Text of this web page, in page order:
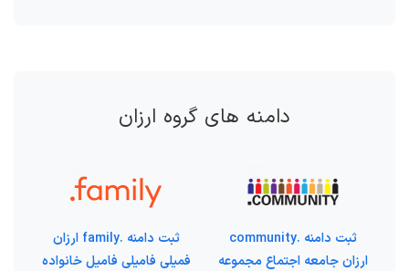
دامنه های گروه ارزان
ثبت دامنه .community
ارزان جامعه اجتماع مجموعه
ثبت دامنه .family ارزان
فمیلی فامیلی فامیل خانواده